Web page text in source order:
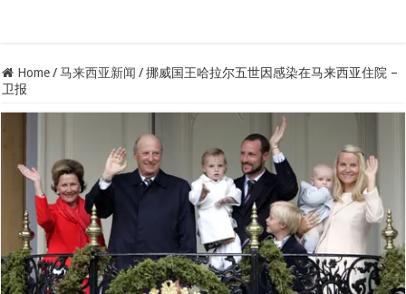
Home / 马来西亚新闻 / 挪威国王哈拉尔五世因感染在马来西亚住院 –
卫报